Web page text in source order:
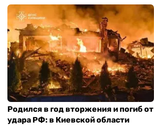
Родился в год вторжения и погиб от
удара РФ: в Киевской области